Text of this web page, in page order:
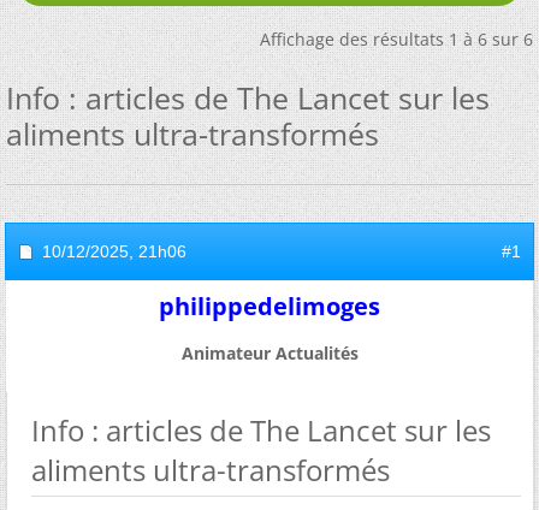
Affichage des résultats 1 à 6 sur 6
Info : articles de The Lancet sur les
aliments ultra-transformés
10/12/2025, 21h06 #1
philippedelimoges
Animateur Actualités
Info : articles de The Lancet sur les
aliments ultra-transformés